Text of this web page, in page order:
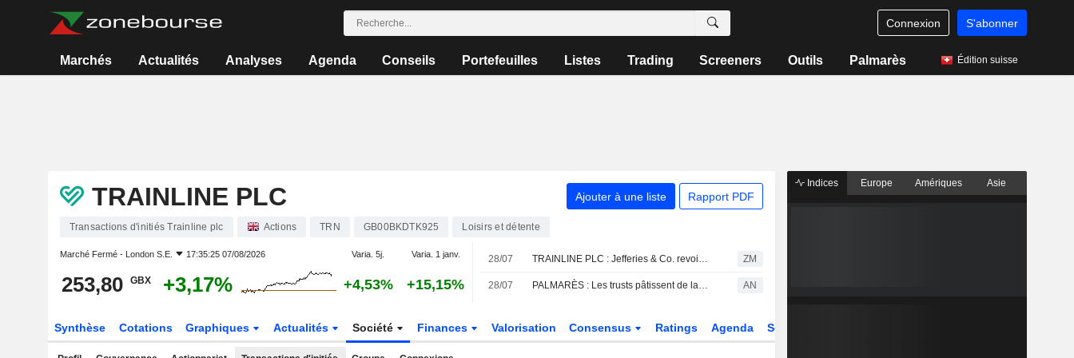
Connexion S'abonner
Marchés Actualités Analyses Agenda Conseils Portefeuilles Listes Trading Screeners Outils Palmarès Édition suisse
TRAINLINE PLC Ajouter à une liste Rapport PDF
Transactions d'initiés Trainline plc Actions TRN GB00BKDTK925 Loisirs et détente
Marché Fermé - London S.E. 17:35:25 07/08/2026 Varia. 5j. Varia. 1 janv.
253,80 GBX +3,17% +4,53% +15,15%
28/07 TRAINLINE PLC : Jefferies & Co. revoit son opinion à la hausse ZM
28/07 PALMARÈS : Les trusts pâtissent de la chute des semi-conducteurs ; Unilever et Man Group en hausse AN
Synthèse Cotations Graphiques Actualités Société Finances Valorisation Consensus Ratings Agenda Secteur
Indices Europe Amériques Asie